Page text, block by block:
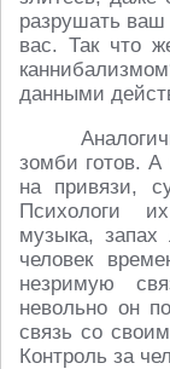
разрушать ваш
вас. Так что
данными
зомби готов. А
на привязи,
Психологи
музыка, запах
человек
незримую
невольно он
связь со
Контроль за